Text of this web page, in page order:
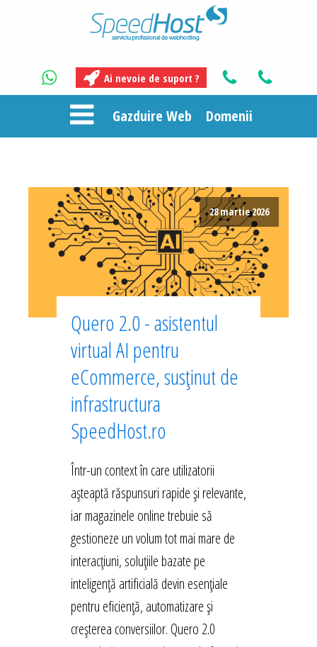
Ai nevoie de suport ?
Gazduire Web Domenii
28 martie 2026
Quero 2.0 - asistentul
virtual AI pentru
eCommerce, susținut de
infrastructura
SpeedHost.ro
Într-un context în care utilizatorii
așteaptă răspunsuri rapide și relevante,
iar magazinele online trebuie să
gestioneze un volum tot mai mare de
interacțiuni, soluțiile bazate pe
inteligență artificială devin esențiale
pentru eficiență, automatizare și
creșterea conversiilor. Quero 2.0